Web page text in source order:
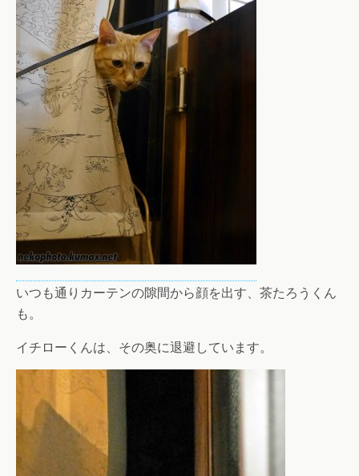
いつも通りカーテンの隙間から顔を出す、茶たろうくん
も。
イチローくんは、その奥に退避しています。